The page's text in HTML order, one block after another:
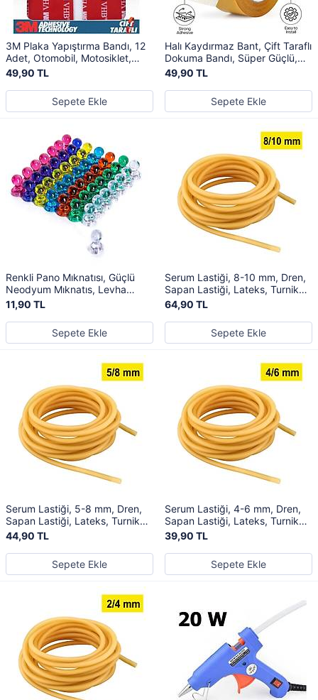
3M Plaka Yapıştırma Bandı, 12
Adet, Otomobil, Motosiklet,
Plaka Montaj Bant
49,90 TL
Sepete Ekle
Halı Kaydırmaz Bant, Çift Taraflı
Dokuma Bandı, Süper Güçlü,
En: 50 mm, Boy: 10 Metre
49,90 TL
Sepete Ekle
Renkli Pano Mıknatısı, Güçlü
Neodyum Mıknatıs, Levha
Magneti
11,90 TL
Sepete Ekle
Serum Lastiği, 8-10 mm, Dren,
Sapan Lastiği, Lateks, Turnike
Lastiği
64,90 TL
Sepete Ekle
Serum Lastiği, 5-8 mm, Dren,
Sapan Lastiği, Lateks, Turnike
Lastiği
44,90 TL
Sepete Ekle
Serum Lastiği, 4-6 mm, Dren,
Sapan Lastiği, Lateks, Turnike
Lastiği
39,90 TL
Sepete Ekle